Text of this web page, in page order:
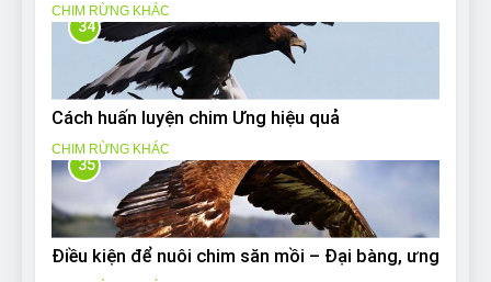
CHIM RỪNG KHÁC
34
Cách huấn luyện chim Ưng hiệu quả
CHIM RỪNG KHÁC
35
Điều kiện để nuôi chim săn mồi – Đại bàng, ưng